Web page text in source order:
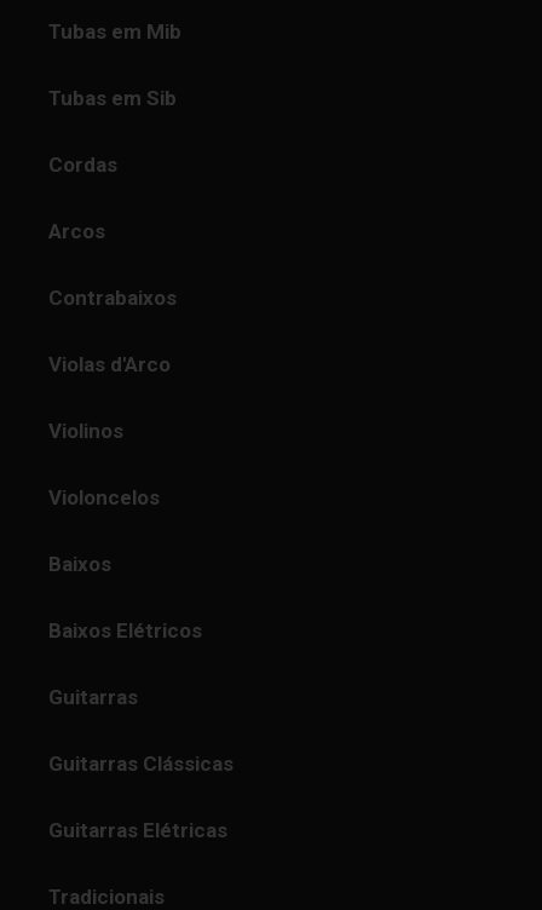
Tubas em Mib
Tubas em Sib
Cordas
Arcos
Contrabaixos
Violas d'Arco
Violinos
Violoncelos
Baixos
Baixos Elétricos
Guitarras
Guitarras Clássicas
Guitarras Elétricas
Tradicionais